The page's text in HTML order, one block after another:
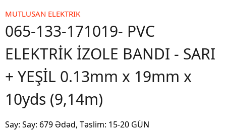
MUTLUSAN ELEKTRIK
065-133-171019- PVC
ELEKTRİK İZOLE BANDI - SARI
+ YEŞİL 0.13mm x 19mm x
10yds (9,14m)
Say: Say: 679 Ədəd, Təslim: 15-20 GÜN